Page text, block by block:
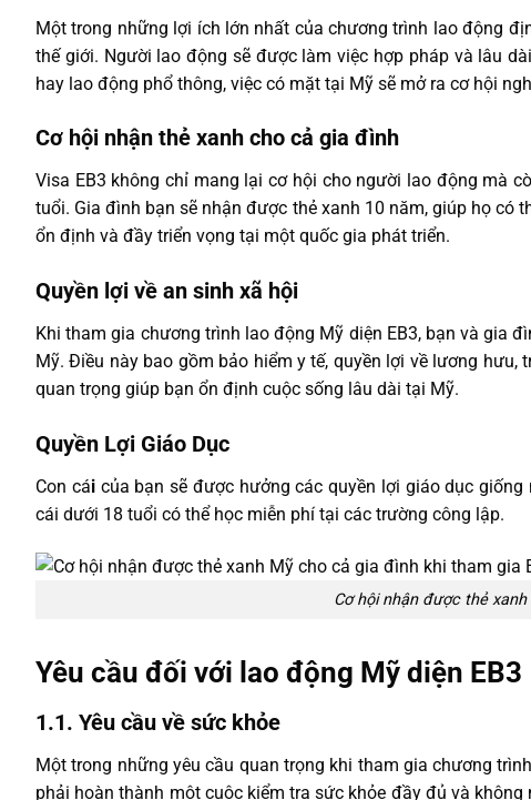
Một trong những lợi ích lớn nhất của chương trình lao động
thế giới. Người lao động sẽ được làm việc hợp pháp và lâu
hay lao động phổ thông, việc có mặt tại Mỹ sẽ mở ra cơ hội
Cơ hội nhận thẻ xanh cho cả gia đình
Visa EB3 không chỉ mang lại cơ hội cho người lao động mà
tuổi. Gia đình bạn sẽ nhận được thẻ xanh 10 năm, giúp họ có
ổn định và đầy triển vọng tại một quốc gia phát triển.
Quyền lợi về an sinh xã hội
Khi tham gia chương trình lao động Mỹ diện EB3, bạn và gia
Mỹ. Điều này bao gồm bảo hiểm y tế, quyền lợi về lương
quan trọng giúp bạn ổn định cuộc sống lâu dài tại Mỹ.
Quyền Lợi Giáo Dục
Con cáicủa bạn sẽ được hưởng các quyền lợi giáo dục
cái dưới 18 tuổi có thể học miễn phí tại các trường công lập.
Cơ hội nhận được thẻ
Yêu cầu đối với lao động Mỹ diện EB3
1.1. Yêu cầu về sức khỏe
Một trong những yêu cầu quan trọng khi tham gia chương
phải hoàn thành một cuộc kiểm tra sức khỏe đầy đủ và